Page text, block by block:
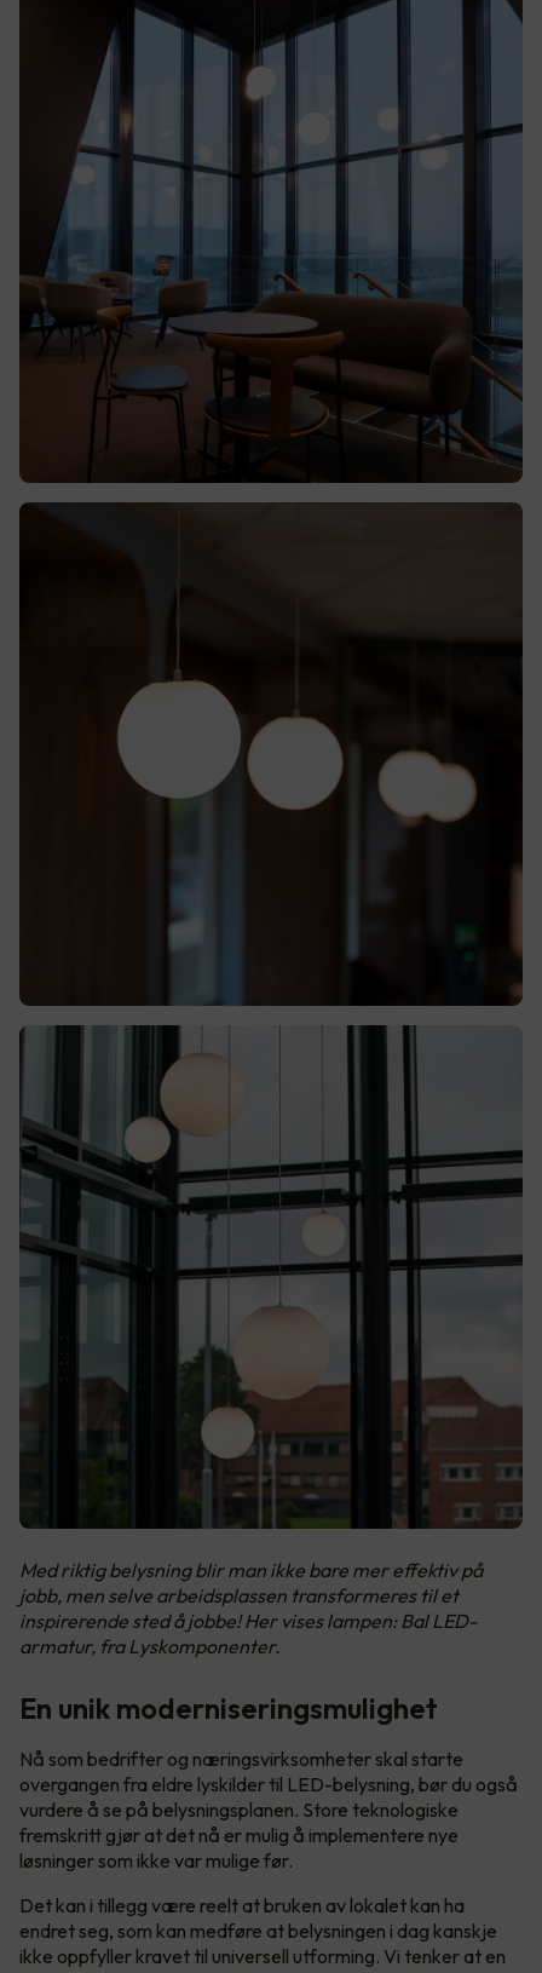
Med riktig belysning blir man ikke bare mer effektiv på
jobb, men selve arbeidsplassen transformeres til et
inspirerende sted å jobbe! Her vises lampen: Bal LED-
armatur, fra Lyskomponenter.
En unik moderniseringsmulighet
Nå som bedrifter og næringsvirksomheter skal starte
overgangen fra eldre lyskilder til LED-belysning, bør du også
vurdere å se på belysningsplanen. Store teknologiske
fremskritt gjør at det nå er mulig å implementere nye
løsninger som ikke var mulige før.
Det kan i tillegg være reelt at bruken av lokalet kan ha
endret seg, som kan medføre at belysningen i dag kanskje
ikke oppfyller kravet til universell utforming. Vi tenker at en